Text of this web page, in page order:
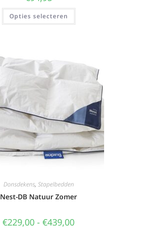
Opties selecteren
Donsdekens, Stapelbedden
Nest-DB Natuur Zomer
€229,00 - €439,00